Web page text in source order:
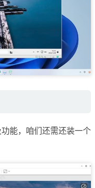
能，咱们还需还装一个